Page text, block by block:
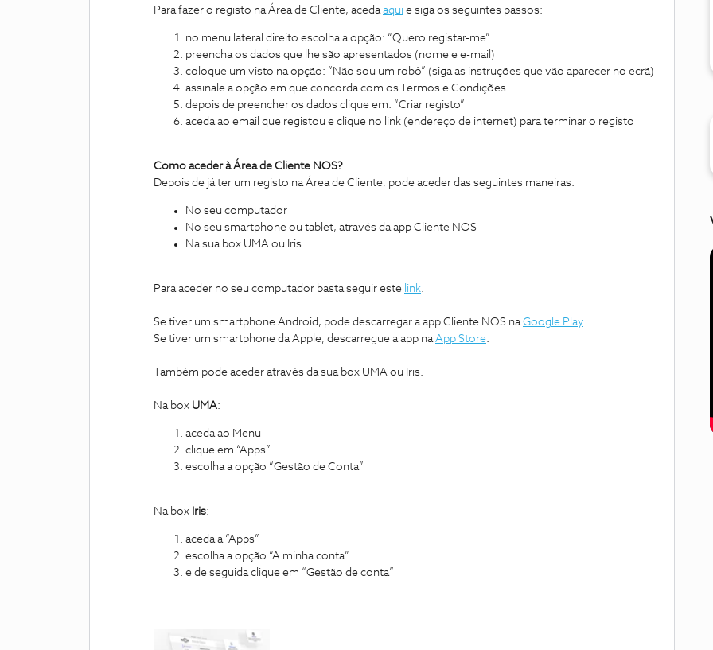
Para fazer o registo na Área de Cliente, acedaaqui e siga os seguintes passos:
no menu lateral direito escolha a opção: “Quero registar-me”
preencha os dados que lhe são apresentados (nome e e-mail)
coloque um visto na opção: “Não sou um robô” (siga as instruções que vão aparecer no ecrã)
assinale a opção em que concorda com os Termos e Condições
depois de preencher os dados clique em: “Criar registo”
aceda ao email que registou e clique no link (endereço de internet) para terminar o registo
Como aceder à Área de Cliente NOS?
Depois de já ter um registo na Área de Cliente, pode aceder das seguintes maneiras:
No seu computador
No seu smartphone ou tablet, através da app Cliente NOS
Na sua box UMA ou Iris
Para aceder no seu computador basta seguir este link.
Se tiver um smartphone Android, pode descarregar a app Cliente NOS naGoogle Play.
Se tiver um smartphone da Apple, descarregue a app naApp Store.
Também pode aceder através da sua box UMA ou Iris.
Na box UMA:
aceda ao Menu
clique em “Apps”
escolha a opção “Gestão de Conta”
Na box Iris:
aceda a “Apps”
escolha a opção “A minha conta”
e de seguida clique em “Gestão de conta”